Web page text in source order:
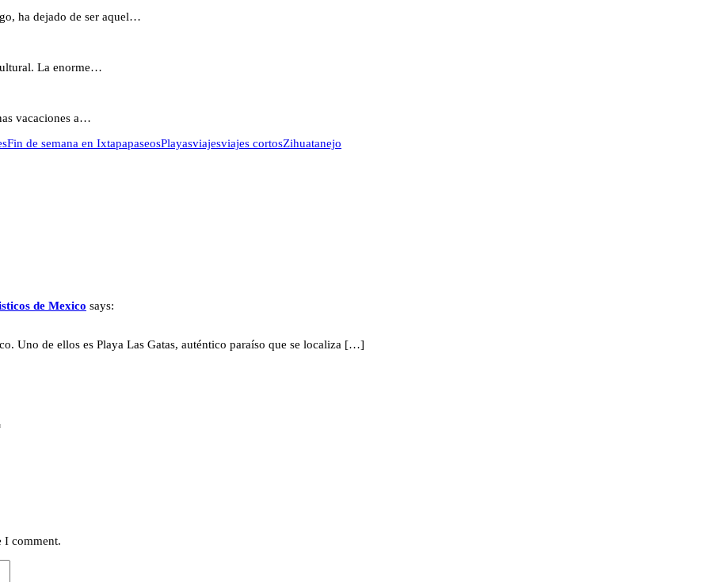
ha dejado de ser aquel…
La enorme…
vacaciones a…
Fin de semana en IxtapapaseosPlayasviajesviajes cortosZihuatanejo
de Mexico says:
Uno de ellos es Playa Las Gatas, auténtico paraíso que se localiza […]
I comment.